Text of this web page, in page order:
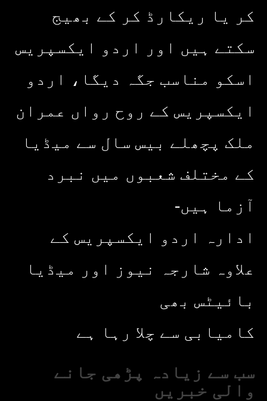
کر یا ریکارڈ کر کے بھیج
سکتے ہیں اور اردو ایکسپریس
اسکو مناسب جگہ دیگا، اردو
ایکسپریس کے روح رواں عمران
ملک پچھلے بیس سال سے میڈیا
کے مختلف شعبوں میں نبرد
آزما ہیں-
ادارہ اردو ایکسپریس کے
علاوہ شارجہ نیوز اور میڈیا
بائیٹس بھی
کامیابی سے چلا رہا ہے
سب سے زیادہ پڑھی جانے
والی خبریں